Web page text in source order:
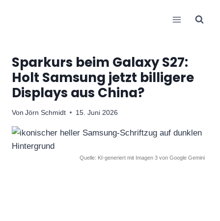
Sparkurs beim Galaxy S27:
Holt Samsung jetzt billigere
Displays aus China?
Von Jörn Schmidt 15. Juni 2026
Quelle: KI-generiert mit Imagen 3 von Google Gemini